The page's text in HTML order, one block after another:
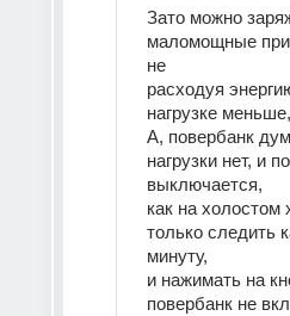
Зато можно
маломощные
не
расходуя
нагрузке
А, повербанк
нагрузки нет, и
выключается,
как на холостом
только следить
минуту,
и нажимать на
повербанк не